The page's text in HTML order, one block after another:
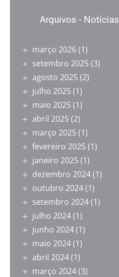
Arquivos - Notícias
março 2026(1)
setembro 2025 (3)
agosto 2025 (2)
julho 2025 (1)
maio 2025 (1)
abril 2025 (2)
março 2025 (1)
fevereiro 2025 (1)
janeiro 2025 (1)
dezembro 2024(1)
outubro 2024(1)
setembro 2024(1)
julho 2024(1)
junho 2024(1)
maio 2024(1)
abril 2024(1)
março 2024(3)